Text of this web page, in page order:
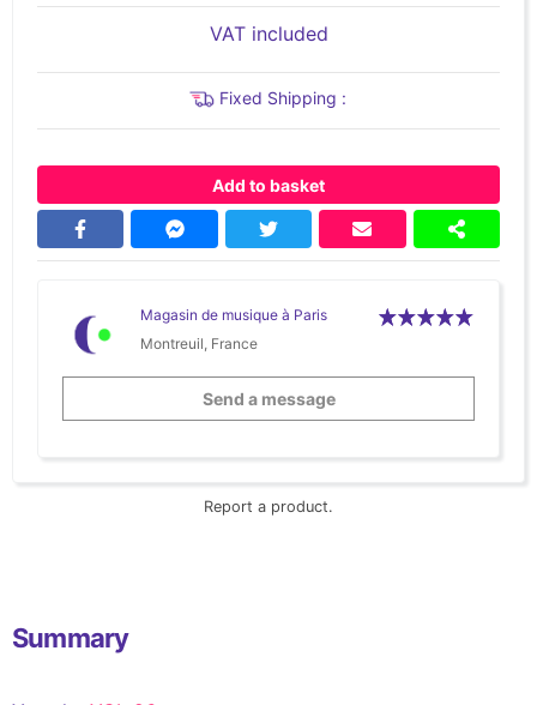
VAT included
Fixed Shipping :
Add to basket
Magasin de musique à Paris
Montreuil, France
Send a message
Report a product.
Summary